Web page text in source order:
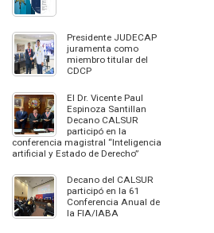
Presidente JUDECAP
juramenta como
miembro titular del
CDCP
El Dr. Vicente Paul
Espinoza Santillan
Decano CALSUR
participó en la
conferencia magistral “Inteligencia
artificial y Estado de Derecho”
Decano del CALSUR
participó en la 61
Conferencia Anual de
la FIA/IABA